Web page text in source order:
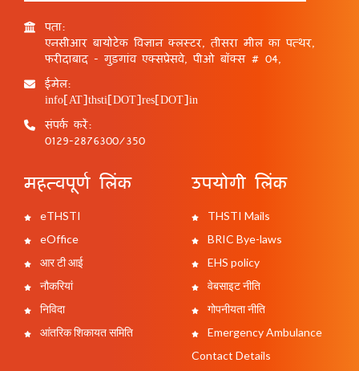
पता:
एनसीआर बायोटेक विज्ञान क्लस्टर, तीसरा मील का पत्थर,
फरीदाबाद - गुड़गांव एक्सप्रेसवे, पीओ बॉक्स # 04,
ईमेल:
info[AT]thsti[DOT]res[DOT]in
संपर्क करें:
0129-2876300/350
महत्वपूर्ण लिंक
eTHSTI
eOffice
आर टी आई
नौकरियां
निविदा
आंतरिक शिकायत समिति
उपयोगी लिंक
THSTI Mails
BRIC Bye-laws
EHS policy
वेबसाइट नीति
गोपनीयता नीति
Emergency Ambulance
Contact Details